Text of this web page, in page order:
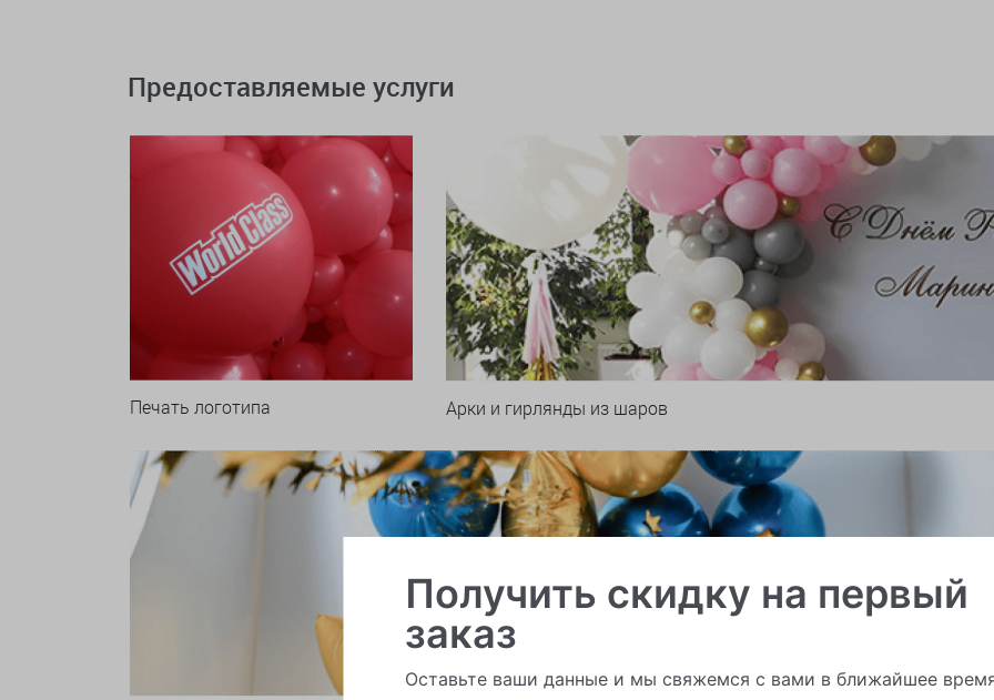
Предоставляемые услуги
Печать логотипа Арки и гирлянды из шаров
Получить скидку на первый
заказ
Оставьте ваши данные и мы свяжемся с вами в ближайшее